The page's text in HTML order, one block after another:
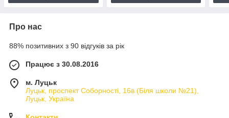
Про нас
88% позитивних з 90 відгуків за рік
Працює з 30.08.2016
м. Луцьк
Луцьк, проспект Соборності, 16в (Біля школи №21),
Луцьк, Україна